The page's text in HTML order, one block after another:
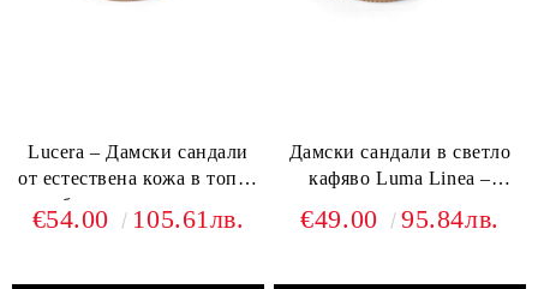
Lucera – Дамски сандали
от естествена кожа в топъл
таба цвят с елегантен
бежов акцент
€54.00 105.61лв.
Дамски сандали в светло
кафяво Luma Linea –
комфортно шито ходило
€49.00 95.84лв.